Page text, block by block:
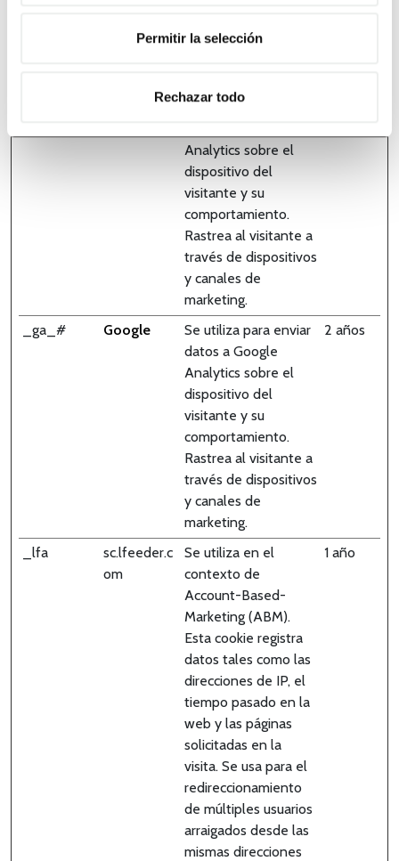
Permitir la selección
Rechazar todo
para crear pistas con
Se utiliza para enviar
Analytics sobre el
dispositivo del
visitante y su
comportamiento.
Rastrea al visitante a
través de dispositivos
y canales de
marketing.
_ga_# Google
Se utiliza para enviar
datos a Google
Analytics sobre el
dispositivo del
visitante y su
comportamiento.
Rastrea al visitante a
través de dispositivos
y canales de
marketing.
2 años
_lfa
sc.lfeeder.c
om
Se utiliza en el
contexto de
Account-Based-
Marketing (ABM).
Esta cookie registra
datos tales como las
direcciones de IP, el
tiempo pasado en la
web y las páginas
solicitadas en la
visita. Se usa para el
redireccionamiento
de múltiples usuarios
arraigados desde las
mismas direcciones
1 año